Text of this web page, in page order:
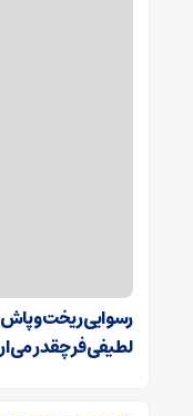
رسوایی
لطیفی‌فر چقدر